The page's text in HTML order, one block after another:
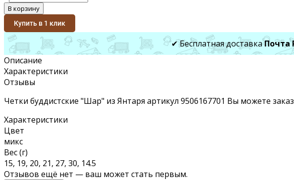
В корзину
Купить в 1 клик
✔ Бесплатная доставкаПочта
Описание
Характеристики
Отзывы
Четки буддистские "Шар" из Янтаря артикул 9506167701 Вы можете
Характеристики
Цвет
микс
Вес (г)
15, 19, 20, 21, 27, 30, 14.5
Отзывов ещё нет — ваш может стать первым.